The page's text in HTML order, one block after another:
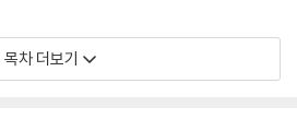
목차 더보기